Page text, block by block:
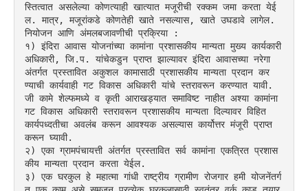
स्तित्वात असलेल्या कोणत्याही खात्यात मजूरीची रक्कम जमा करता येई
ल. मात्र, मजूरांकडे कोणतेही खाते नसल्यास, खाते उघडावे लागेल.
नियोजन आणि अंमलबजावणीची प्रक्रिया :
१) इंदिरा आवास योजनांच्या कामांना प्रशासकीय मान्यता मुख्य कार्यकारी
अधिकारी, जि.प. यांचेकडुन प्राप्त झाल्यावर इंदिरा आवासच्या नरेगा
अंतर्गत प्रस्तावित अकुशल कामासाठी प्रशासकीय मान्यता प्रदान कर
ण्याची कार्यवाही गट विकास अधिकारी यांचे स्तरावरून करण्यात यावी.
जी कामे शेल्फमध्ये व कृती आराखड्यात समाविष्ट नाहीत अश्या कामांना
गट विकास अधिकारी स्तरावरून प्रशासकीय मान्यता दिल्यावर विहित
कार्यपध्दतीचा अवलंब करून आवश्यक असल्यास कार्योत्तर मंजूरी प्राप्त
करून घ्यावी.
२) एका ग्रामपंचायत्ती अंतर्गत प्रस्तावित सर्व कामांना एकत्रित प्रशास
कीय मान्यता प्रदान करता येईल.
३) एक घरकुल हे महात्मा गांधी राष्ट्रीय ग्रामीण रोजगार हमी योजनेंतर्ग